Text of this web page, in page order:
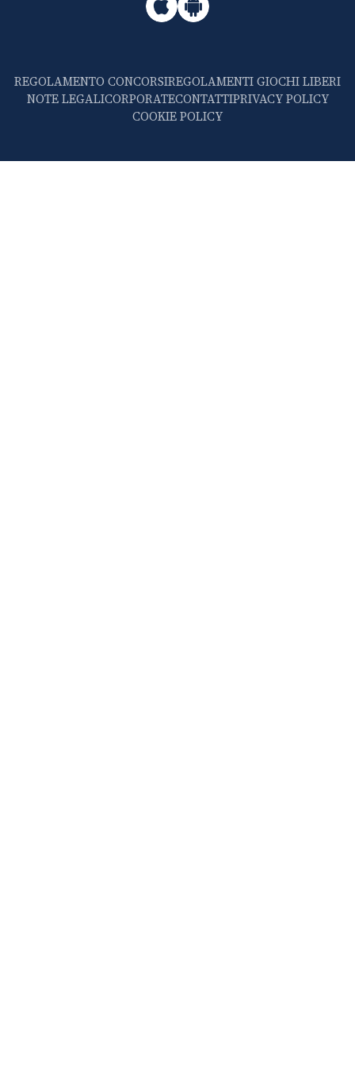
REGOLAMENTO CONCORSIREGOLAMENTI GIOCHI LIBERI
NOTE LEGALICORPORATECONTATTIPRIVACY POLICY
COOKIE POLICY